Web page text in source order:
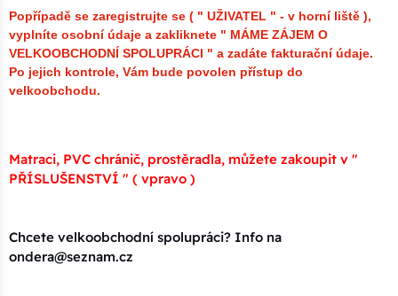
Popřípadě se zaregistrujte se ( " UŽIVATEL " - v horní liště ),
vyplníte osobní údaje a zakliknete " MÁME ZÁJEM O
VELKOOBCHODNÍ SPOLUPRÁCI " a zadáte fakturační údaje.
Po jejich kontrole, Vám bude povolen přístup do
velkoobchodu.
Matraci, PVC chránič, prostěradla, můžete zakoupit v "
PŘÍSLUŠENSTVÍ " ( vpravo )
Chcete velkoobchodní spolupráci? Info na
ondera@seznam.cz